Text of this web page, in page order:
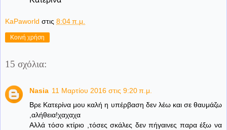
KaPaworld στις 8:04 π.μ.
Κοινή χρήση
15 σχόλια:
Nasia 11 Μαρτίου 2016 στις 9:20 π.μ.
Βρε Κατερίνα μου καλή η υπέρβαση δεν λέω και σε θαυμάζω
,αλήθεια!χαχαχα
Αλλά τόσο κτίριο ,τόσες σκάλες δεν πήγαινες παρα έξω να